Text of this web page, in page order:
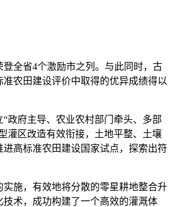
全省4个激励市之列。与此同时，古
农田建设评价中取得的优异成绩得以
政府主导、农业农村部门牵头、多部
灌区改造有效衔接，土地平整、土壤
高标准农田建设国家试点，探索出符
施，有效地将分散的零星耕地整合升
术，成功构建了一个高效的灌溉体